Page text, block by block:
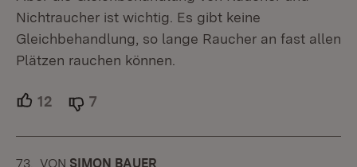
Nichtraucher ist wichtig. Es gibt keine
Gleichbehandlung, so lange Raucher an fast allen
Plätzen rauchen können.
12 Unterstützer.
7
73. KOMMENTAR
VON :SIMON BAUER